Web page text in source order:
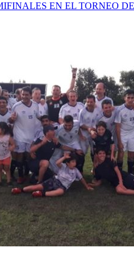
EN EL TORNEO